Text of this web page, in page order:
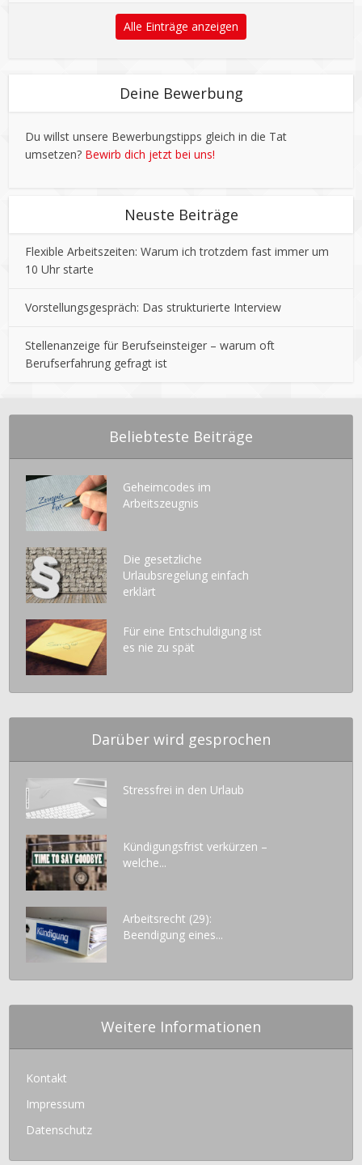
Alle Einträge anzeigen
Deine Bewerbung
Du willst unsere Bewerbungstipps gleich in die Tat
umsetzen? Bewirb dich jetzt bei uns!
Neuste Beiträge
Flexible Arbeitszeiten: Warum ich trotzdem fast immer um
10 Uhr starte
Vorstellungsgespräch: Das strukturierte Interview
Stellenanzeige für Berufseinsteiger – warum oft
Berufserfahrung gefragt ist
Beliebteste Beiträge
Geheimcodes im
Arbeitszeugnis
Die gesetzliche
Urlaubsregelung einfach
erklärt
Für eine Entschuldigung ist
es nie zu spät
Darüber wird gesprochen
Stressfrei in den Urlaub
Kündigungsfrist verkürzen –
welche...
Arbeitsrecht (29):
Beendigung eines...
Weitere Informationen
Kontakt
Impressum
Datenschutz